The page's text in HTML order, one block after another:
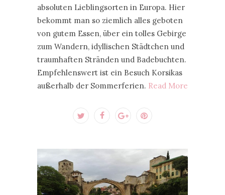
absoluten Lieblingsorten in Europa. Hier
bekommt man so ziemlich alles geboten
von gutem Essen, über ein tolles Gebirge
zum Wandern, idyllischen Städtchen und
traumhaften Stränden und Badebuchten.
Empfehlenswert ist ein Besuch Korsikas
außerhalb der Sommerferien. Read More